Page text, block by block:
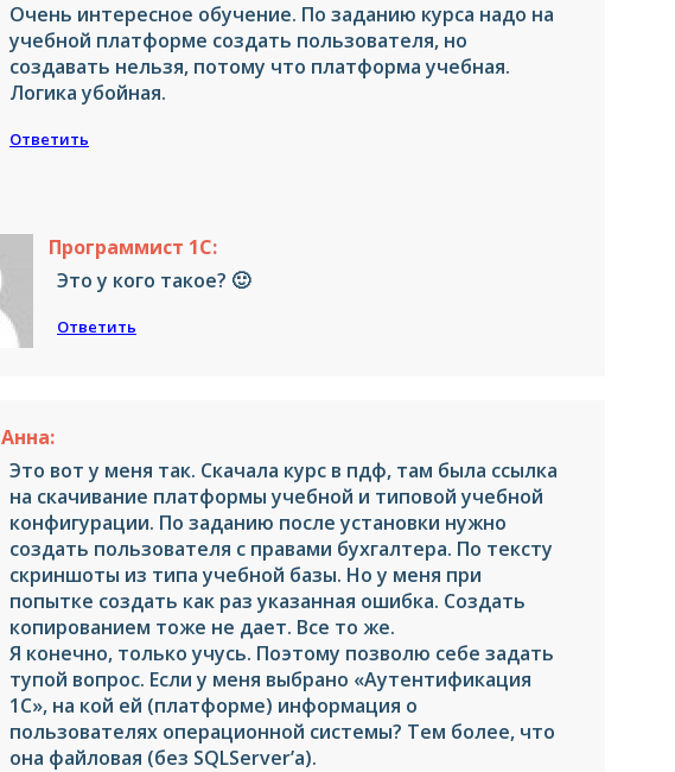
Очень интересное обучение. По заданию курса надо на
учебной платформе создать пользователя, но
создавать нельзя, потому что платформа учебная.
Логика убойная.
Ответить
Программист 1С:
Это у кого такое? 🙂
Ответить
Анна:
Это вот у меня так. Скачала курс в пдф, там была ссылка
на скачивание платформы учебной и типовой учебной
конфигурации. По заданию после установки нужно
создать пользователя с правами бухгалтера. По тексту
скриншоты из типа учебной базы. Но у меня при
попытке создать как раз указанная ошибка. Создать
копированием тоже не дает. Все то же.
Я конечно, только учусь. Поэтому позволю себе задать
тупой вопрос. Если у меня выбрано «Аутентификация
1С», на кой ей (платформе) информация о
пользователях операционной системы? Тем более, что
она файловая (без SQLServer’а).